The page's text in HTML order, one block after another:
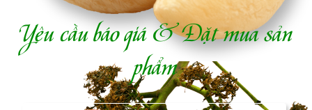
Yêu cầu báo giá & Đặt mua sản
phẩm